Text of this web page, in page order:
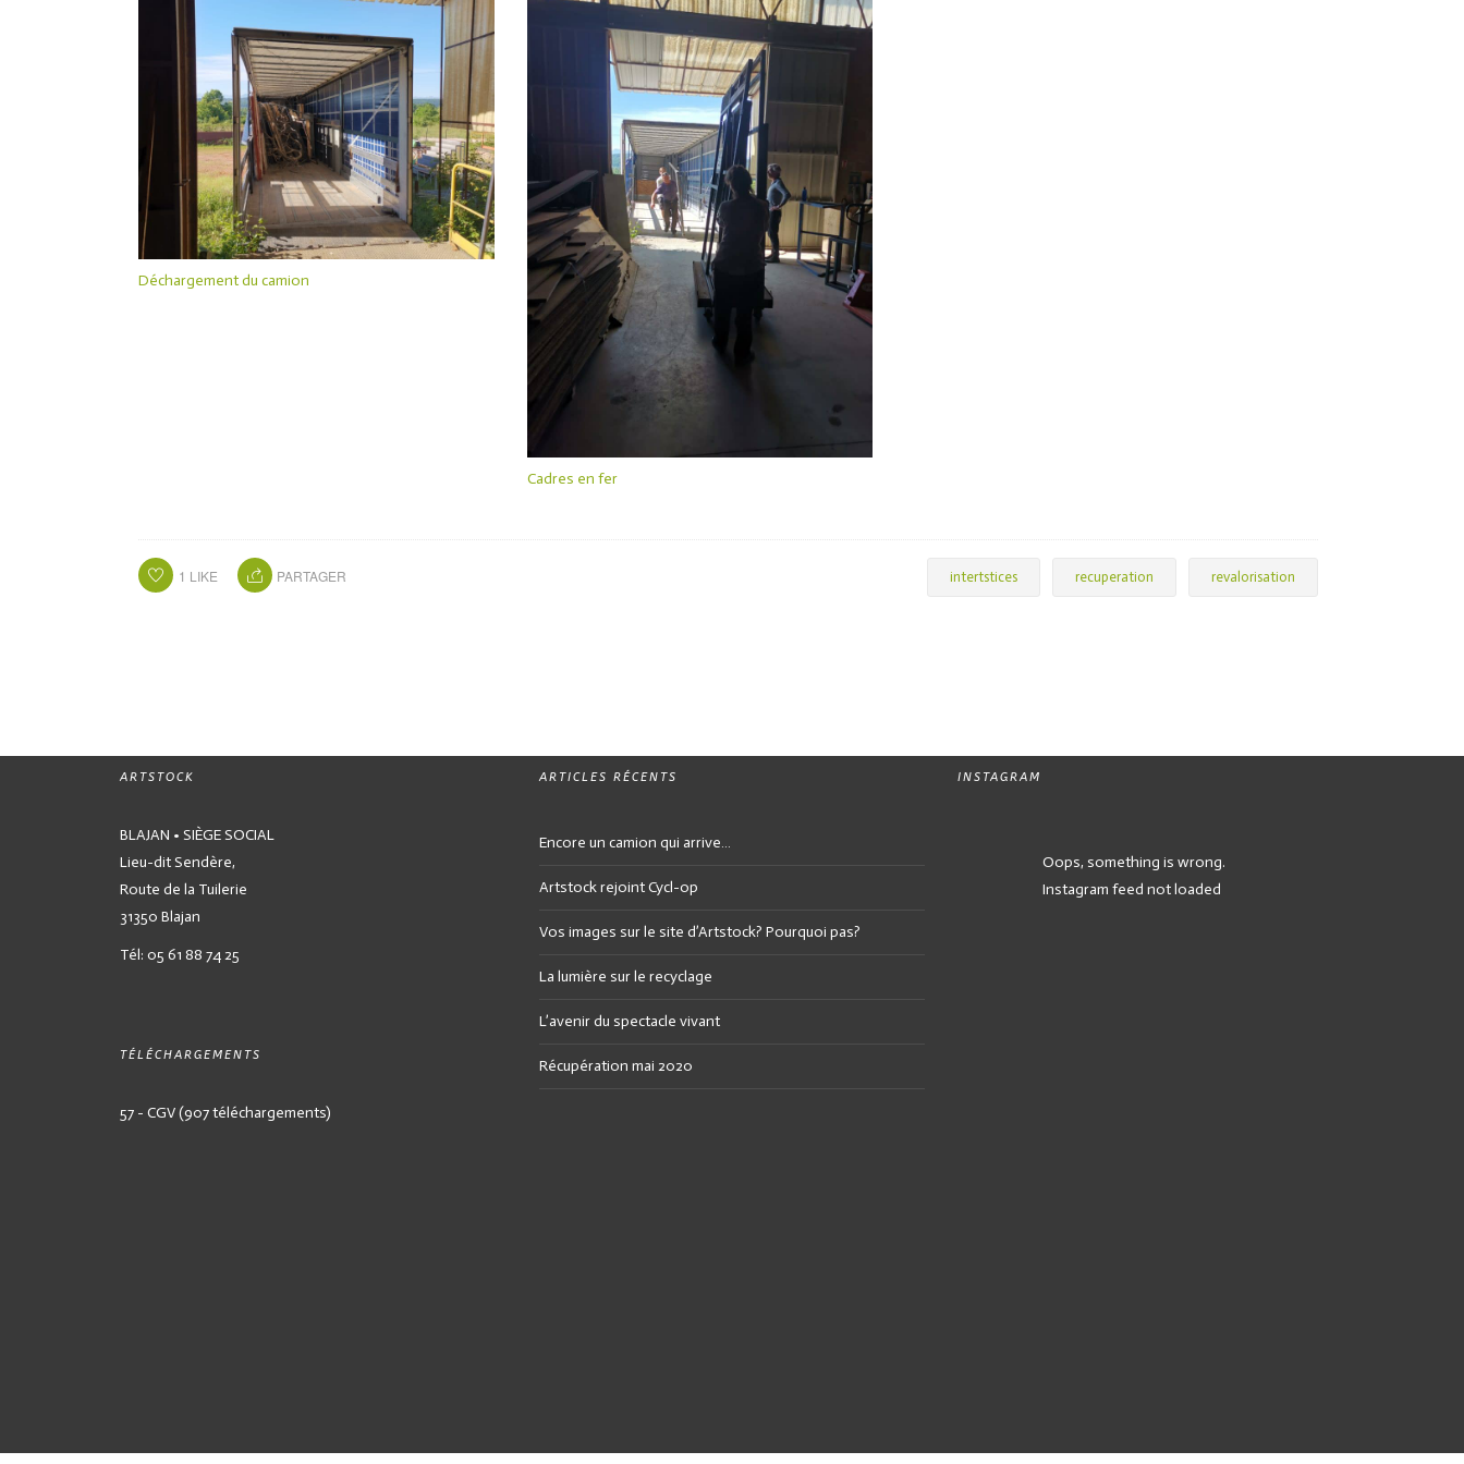
Déchargement du camion
Cadres en fer
1 LIKE PARTAGER intertstices recuperation revalorisation
ARTSTOCK
BLAJAN • SIÈGE SOCIAL
Lieu-dit Sendère,
Route de la Tuilerie
31350 Blajan
Tél: 05 61 88 74 25
TÉLÉCHARGEMENTS
57 - CGV (907 téléchargements)
ARTICLES RÉCENTS
Encore un camion qui arrive…
Artstock rejoint Cycl-op
Vos images sur le site d’Artstock? Pourquoi pas?
La lumière sur le recyclage
L’avenir du spectacle vivant
Récupération mai 2020
INSTAGRAM
Oops, something is wrong.
Instagram feed not loaded